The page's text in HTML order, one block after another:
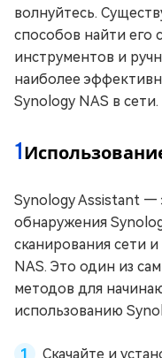
волнуйтесь.
способов найти
инструментов и
наиболее
Synology NAS в сети.
1
Synology Assistant
обнаружения
сканирования сети
NAS. Это один из
методов для
использованию
Скачайте и